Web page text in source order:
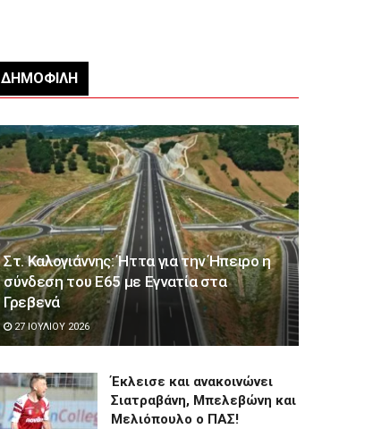
ΔΗΜΟΦΙΛΉ
Στ. Καλογιάννης: Ήττα για την Ήπειρο η
σύνδεση του Ε65 με Εγνατία στα
Γρεβενά
27 ΙΟΥΛΊΟΥ 2026
Έκλεισε και ανακοινώνει
Σιατραβάνη, Μπελεβώνη και
Μελιόπουλο ο ΠΑΣ!